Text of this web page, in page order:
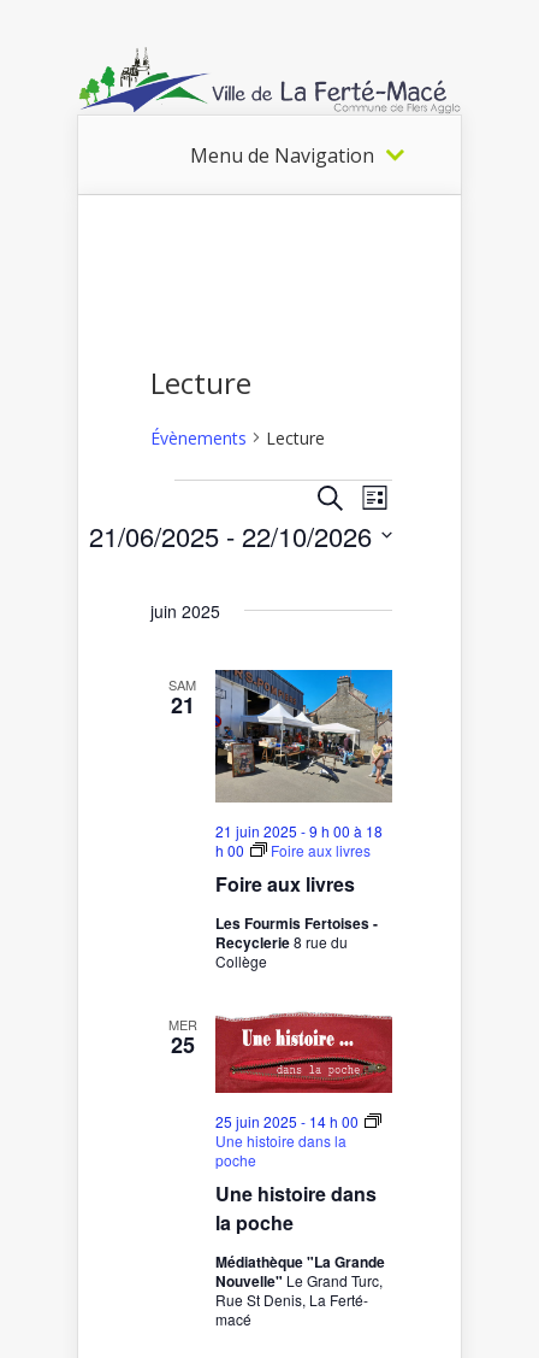
Menu de Navigation
Lecture
Évènements Lecture
Recherche
et
navigation
vues
RechercheNavigation
de
vues
Liste
21/06/2025 - 22/10/2026
juin 2025
SAM
21
Foire aux livres
21 juin 2025 - 9 h 00 à 18
h 00
Foire aux livres
Les Fourmis Fertoises -
Recyclerie8 rue du
Collège
MER
25
Une histoire dans
la poche
25 juin 2025 - 14 h 00
Une histoire dans la
poche
Médiathèque "La Grande
Nouvelle" Le Grand Turc,
Rue St Denis, La Ferté-
macé